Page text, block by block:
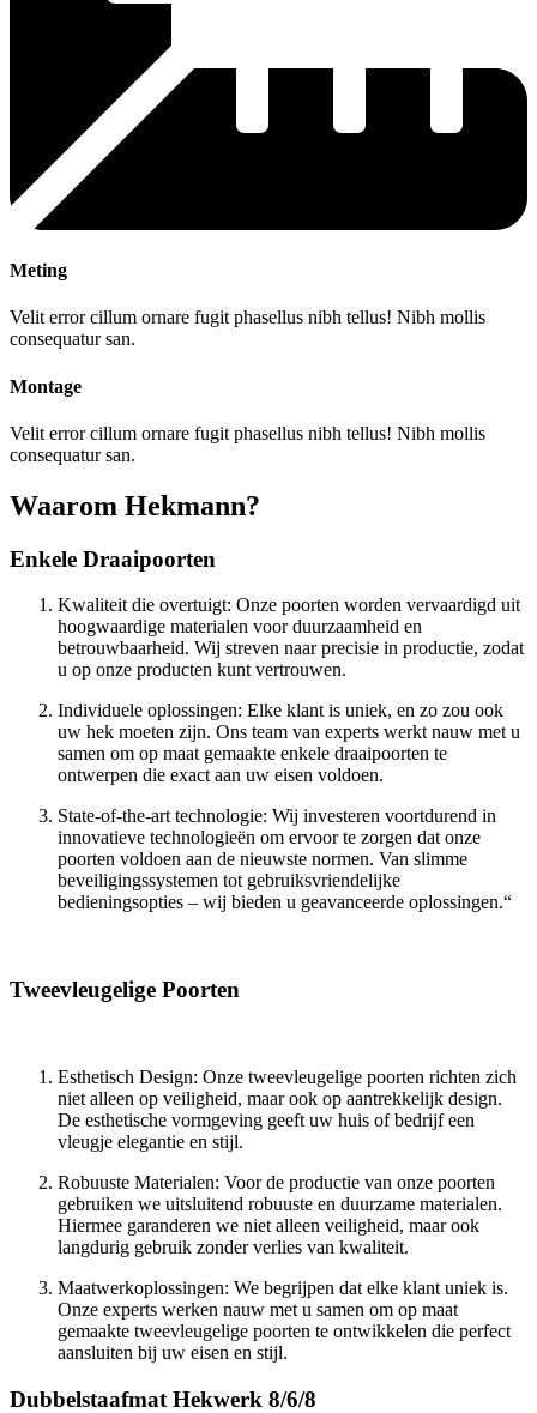
Meting
Velit error cillum ornare fugit phasellus nibh tellus! Nibh mollis
consequatur san.
Montage
Velit error cillum ornare fugit phasellus nibh tellus! Nibh mollis
consequatur san.
Waarom Hekmann?
Enkele Draaipoorten
Kwaliteit die overtuigt: Onze poorten worden vervaardigd uit
hoogwaardige materialen voor duurzaamheid en
betrouwbaarheid. Wij streven naar precisie in productie, zodat
u op onze producten kunt vertrouwen.
Individuele oplossingen: Elke klant is uniek, en zo zou ook
uw hek moeten zijn. Ons team van experts werkt nauw met u
samen om op maat gemaakte enkele draaipoorten te
ontwerpen die exact aan uw eisen voldoen.
State-of-the-art technologie: Wij investeren voortdurend in
innovatieve technologieën om ervoor te zorgen dat onze
poorten voldoen aan de nieuwste normen. Van slimme
beveiligingssystemen tot gebruiksvriendelijke
bedieningsopties – wij bieden u geavanceerde oplossingen.“
Tweevleugelige Poorten
Esthetisch Design: Onze tweevleugelige poorten richten zich
niet alleen op veiligheid, maar ook op aantrekkelijk design.
De esthetische vormgeving geeft uw huis of bedrijf een
vleugje elegantie en stijl.
Robuuste Materialen: Voor de productie van onze poorten
gebruiken we uitsluitend robuuste en duurzame materialen.
Hiermee garanderen we niet alleen veiligheid, maar ook
langdurig gebruik zonder verlies van kwaliteit.
Maatwerkoplossingen: We begrijpen dat elke klant uniek is.
Onze experts werken nauw met u samen om op maat
gemaakte tweevleugelige poorten te ontwikkelen die perfect
aansluiten bij uw eisen en stijl.
Dubbelstaafmat Hekwerk 8/6/8